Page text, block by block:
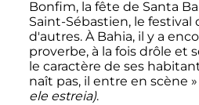
Bonfim, la fête de Santa
Saint-Sébastien, le festival
d'autres. À Bahia, il y a
proverbe, à la fois drôle et
le caractère de ses
naît pas, il entre en scène »
ele estreia).